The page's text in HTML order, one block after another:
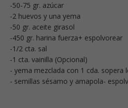
-50-75 gr. azúcar
-2 huevos y una yema
-50 gr. aceite girasol
-450 gr. harina fuerza+ espolvorear
-1/2 cta. sal
-1 cta. vainilla (Opcional)
- yema mezclada con 1 cda. sopera
- semillas sésamo y amapola-